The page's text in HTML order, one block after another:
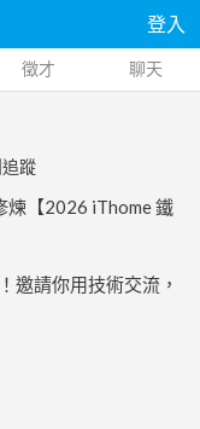
登入
徵才 聊天
蹤
煉【2026 iThome 鐵
邀請你用技術交流，